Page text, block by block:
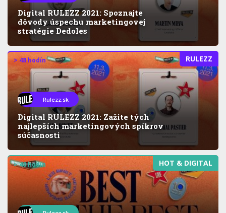
Digital RULEZZ 2021: Spoznajte
dôvody úspechu marketingovej
stratégie Dedoles
RULEZZ
> 48 hodín
Rulezz.sk
Digital RULEZZ 2021: Zažite tých
najlepších marketingových spíkrov
súčasnosti
HOT & DIGITAL
> 48 hodín